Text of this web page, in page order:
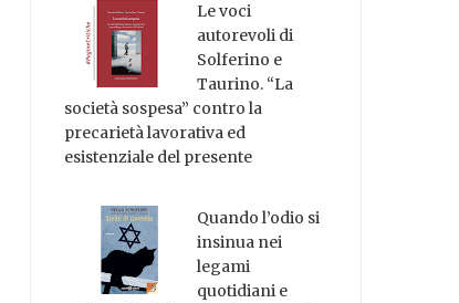
Le voci
autorevoli di
Solferino e
Taurino. “La
società sospesa” contro la
precarietà lavorativa ed
esistenziale del presente
Quando l’odio si
insinua nei
legami
quotidiani e